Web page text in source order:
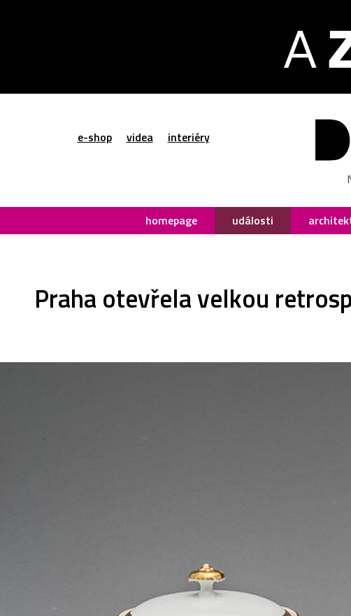
e-shop videa interiéry
homepage události
Praha otevřela velkou